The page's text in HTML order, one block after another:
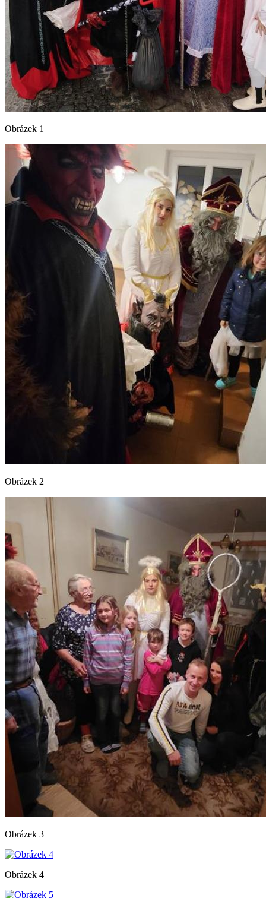
Obrázek 1
Obrázek 2
Obrázek 3
Obrázek 4